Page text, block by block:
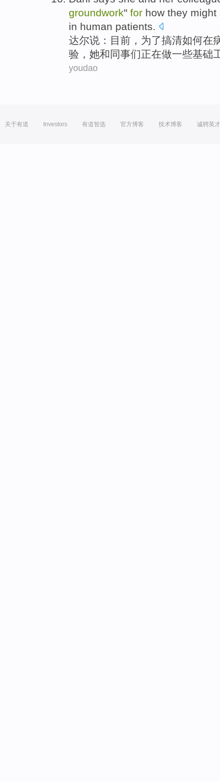
groundwork" for how they
in human patients.
达尔说： 目前 ， 为了搞清如何在
验 ， 她和 同事们正在做一些基础
youdao
关于有道 Investors 有道智选 官方博客 技术博客 诚聘英才